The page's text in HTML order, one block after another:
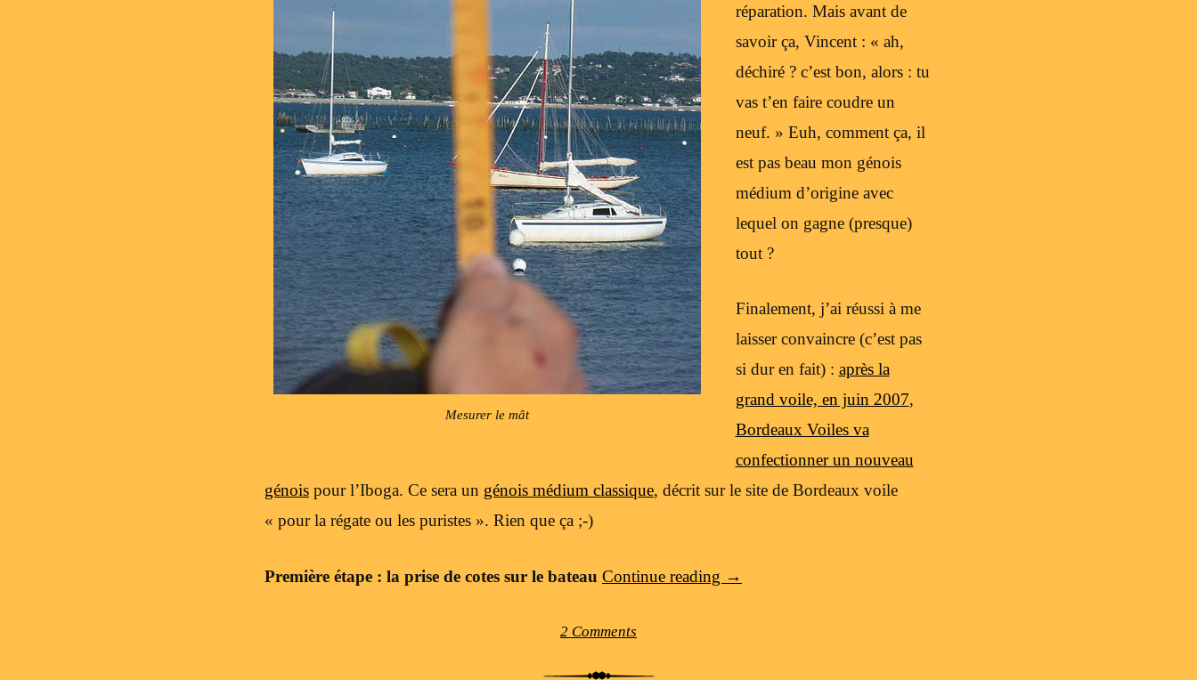
Mesurer le mât
réparation. Mais avant de
savoir ça, Vincent : « ah,
déchiré ? c’est bon, alors : tu
vas t’en faire coudre un
neuf. » Euh, comment ça, il
est pas beau mon génois
médium d’origine avec
lequel on gagne (presque)
tout ?
Finalement, j’ai réussi à me
laisser convaincre (c’est pas
si dur en fait) : après la
grand voile, en juin 2007,
Bordeaux Voiles va
confectionner un nouveau
génois pour l’Iboga. Ce sera un génois médium classique, décrit sur le site de Bordeaux voile
« pour la régate ou les puristes ». Rien que ça ;-)
Première étape : la prise de cotes sur le bateau Continue reading →
2 Comments